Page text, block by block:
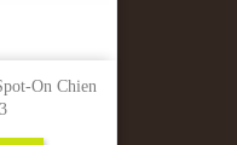
On Chien